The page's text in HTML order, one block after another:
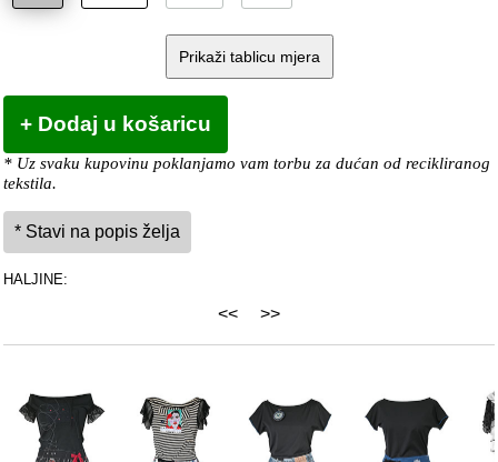
Prikaži tablicu mjera
* Uz svaku kupovinu poklanjamo vam torbu za dućan od recikliranog
tekstila.
HALJINE:
<< >>